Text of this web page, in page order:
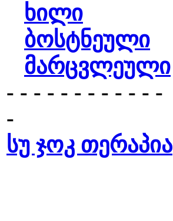
ხილი
ბოსტნეული
მარცვლეული
- - - - - - - - - - - -
-
სუ ჯოკ თერაპია